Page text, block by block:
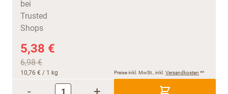
5,38 €
6,98 €
10,76 € / 1 kg Preise inkl. MwSt., inkl. Versandkosten **